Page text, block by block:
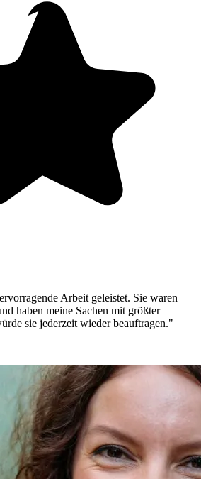
Arbeit geleistet. Sie waren
haben meine Sachen mit größter
sie jederzeit wieder beauftragen."